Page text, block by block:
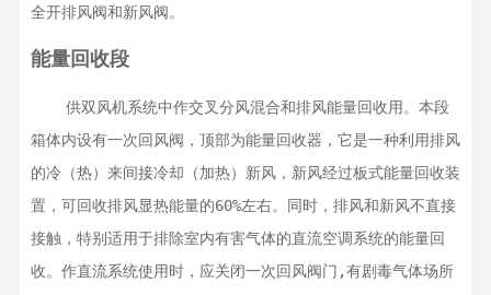
全开排风阀和新风阀。
能量回收段
箱体内设有一次回风阀，顶部为能量回收器，它是一种利用排风
的冷（热）来间接冷却（加热）新风，新风经过板式能量回收装
置，可回收排风显热能量的60%左右。同时，排风和新风不直接
接触，特别适用于排除室内有害气体的直流空调系统的能量回
收。作直流系统使用时，应关闭一次回风阀门,有剧毒气体场所